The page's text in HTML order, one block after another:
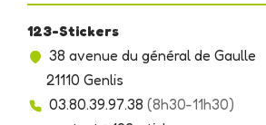
123-Stickers
38 avenue du général de Gaulle
21110 Genlis
03.80.39.97.38 (8h30-11h30)